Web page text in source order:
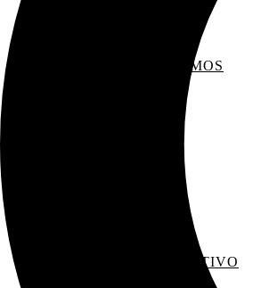
RECOMENDAMOS
EL SACO CREATIVO